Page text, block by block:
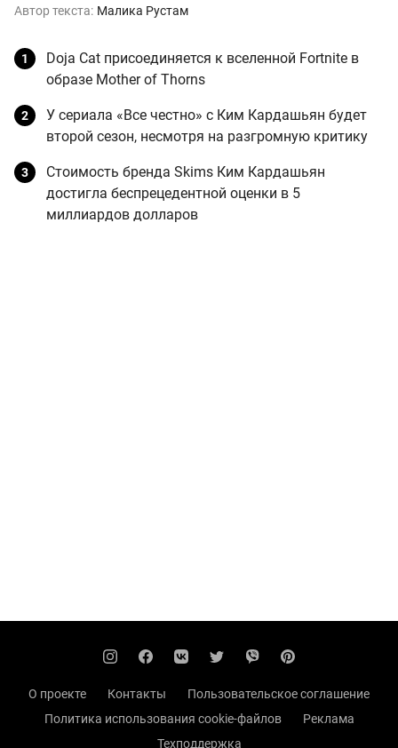
Автор текста: Малика Рустам
Doja Cat присоединяется к вселенной Fortnite в
образе Mother of Thorns
У сериала «Все честно» с Ким Кардашьян будет
второй сезон, несмотря на разгромную критику
Стоимость бренда Skims Ким Кардашьян
достигла беспрецедентной оценки в 5
миллиардов долларов
О проекте Контакты
Пользовательское соглашение
Политика использования cookie-файлов
Реклама
Техподдержка